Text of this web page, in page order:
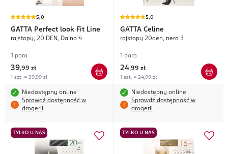
5,0
GATTA Perfect look Fit Line
rajstopy, 20 DEN, Daino 4
1 para
39,99 zł
1 szt. = 39,99 zł
Niedostępny online
Sprawdź dostępność w
drogerii
5,0
GATTA Celine
rajstopy 20den, nero 3
1 para
24,99 zł
1 szt. = 24,99 zł
Niedostępny online
Sprawdź dostępność w
drogerii
TYLKO U NAS TYLKO U NAS